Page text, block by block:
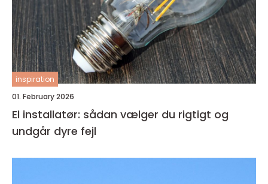
inspiration
01. February 2026
El installatør: sådan vælger du rigtigt og
undgår dyre fejl